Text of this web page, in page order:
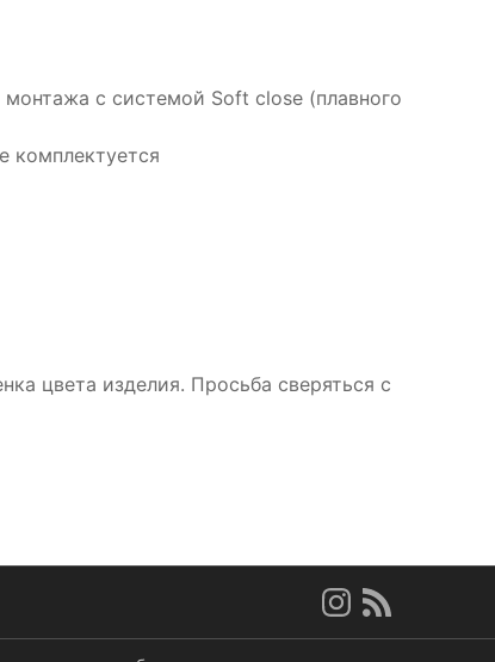
с системой Soft close (плавного
комплектуется
цвета изделия. Просьба сверяться с